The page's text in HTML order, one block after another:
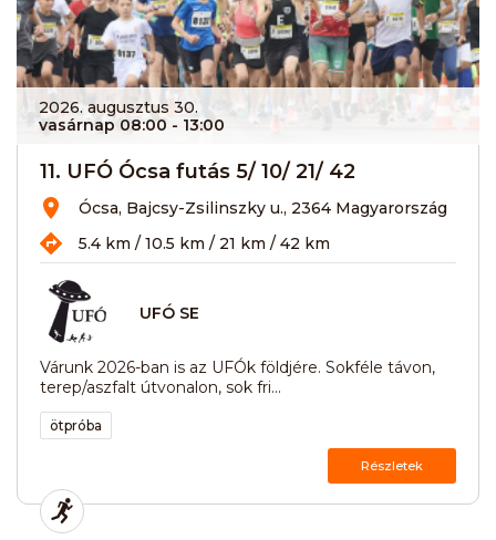
2026. augusztus 30.
vasárnap 08:00 - 13:00
11. UFÓ Ócsa futás 5/ 10/ 21/ 42
Ócsa, Bajcsy-Zsilinszky u., 2364 Magyarország
5.4 km / 10.5 km / 21 km / 42 km
UFÓ SE
Várunk 2026-ban is az UFÓk földjére. Sokféle távon,
terep/aszfalt útvonalon, sok fri...
ötpróba
Részletek